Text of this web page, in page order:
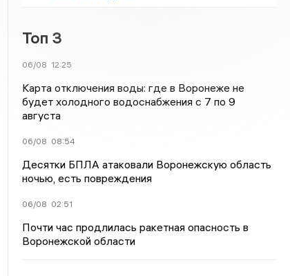
Топ 3
06/08 12:25
Карта отключения воды: где в Воронеже не
будет холодного водоснабжения с 7 по 9
августа
06/08 08:54
Десятки БПЛА атаковали Воронежскую область
ночью, есть повреждения
06/08 02:51
Почти час продлилась ракетная опасность в
Воронежской области